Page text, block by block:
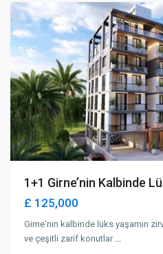
1+1 Girne’nin Kalbinde
£ 125,000
Girne'nin kalbinde lüks yaşamın
ve çeşitli zarif konutlar ...